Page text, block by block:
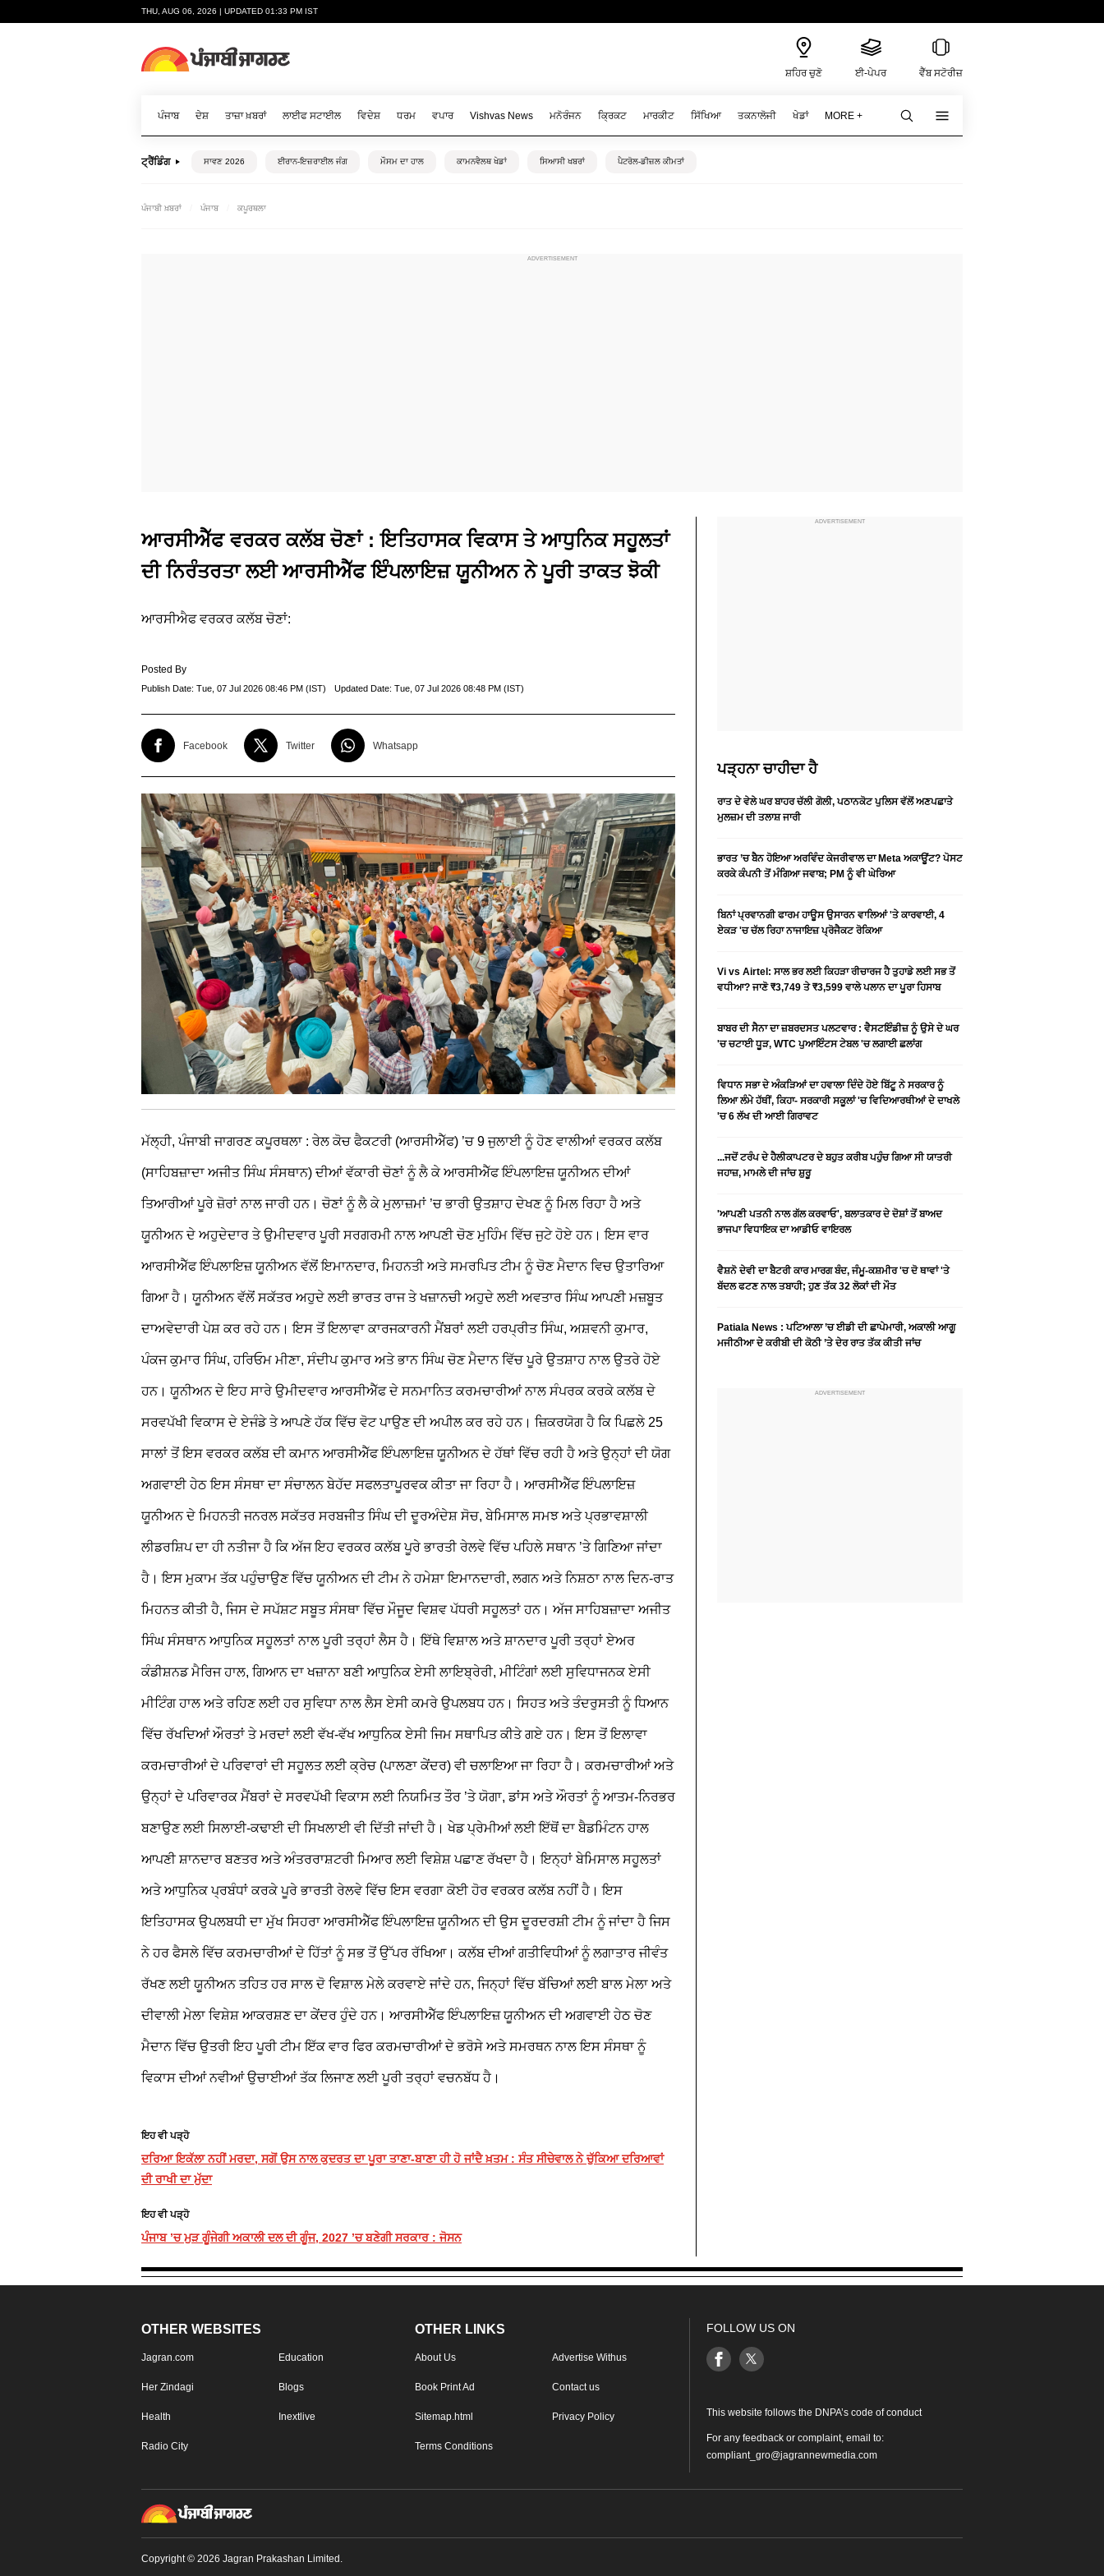
THU, AUG 06, 2026 | UPDATED 01:33 PM IST
ਸ਼ਹਿਰ ਚੁਣੋ ਈ-ਪੇਪਰ ਵੈੱਬ ਸਟੋਰੀਜ਼
ਪੰਜਾਬ ਦੇਸ਼ ਤਾਜ਼ਾ ਖ਼ਬਰਾਂ ਲਾਈਫ ਸਟਾਈਲ ਵਿਦੇਸ਼ ਧਰਮ ਵਪਾਰ Vishvas News ਮਨੋਰੰਜਨ ਕ੍ਰਿਕਟ ਮਾਰਕੀਟ ਸਿੱਖਿਆ ਤਕਨਾਲੋਜੀ ਖੇਡਾਂ MORE +
ਟ੍ਰੈਂਡਿੰਗ ਸਾਵਣ 2026 ਈਰਾਨ-ਇਜ਼ਰਾਈਲ ਜੰਗ ਮੌਸਮ ਦਾ ਹਾਲ ਕਾਮਨਵੈਲਥ ਖੇਡਾਂ ਸਿਆਸੀ ਖਬਰਾਂ ਪੈਟਰੋਲ-ਡੀਜ਼ਲ ਕੀਮਤਾਂ
ਪੰਜਾਬੀ ਖ਼ਬਰਾਂ ਪੰਜਾਬ ਕਪੂਰਥਲਾ
ਆਰਸੀਐੱਫ ਵਰਕਰ ਕਲੱਬ ਚੋਣਾਂ : ਇਤਿਹਾਸਕ ਵਿਕਾਸ ਤੇ ਆਧੁਨਿਕ ਸਹੂਲਤਾਂ
ਦੀ ਨਿਰੰਤਰਤਾ ਲਈ ਆਰਸੀਐੱਫ ਇੰਪਲਾਇਜ਼ ਯੂਨੀਅਨ ਨੇ ਪੂਰੀ ਤਾਕਤ ਝੋਕੀ
ਆਰਸੀਐਫ ਵਰਕਰ ਕਲੱਬ ਚੋਣਾਂ:
Posted By
Publish Date: Tue, 07 Jul 2026 08:46 PM (IST) Updated Date: Tue, 07 Jul 2026 08:48 PM (IST)
Facebook Twitter Whatsapp
ਮੱਲ੍ਹੀ, ਪੰਜਾਬੀ ਜਾਗਰਣਕਪੂਰਥਲਾ : ਰੇਲ ਕੋਚ ਫੈਕਟਰੀ (ਆਰਸੀਐੱਫ) ’ਚ 9 ਜੁਲਾਈ ਨੂੰ ਹੋਣ ਵਾਲੀਆਂ ਵਰਕਰ ਕਲੱਬ
(ਸਾਹਿਬਜ਼ਾਦਾ ਅਜੀਤ ਸਿੰਘ ਸੰਸਥਾਨ) ਦੀਆਂ ਵੱਕਾਰੀ ਚੋਣਾਂ ਨੂੰ ਲੈ ਕੇ ਆਰਸੀਐੱਫ ਇੰਪਲਾਇਜ਼ ਯੂਨੀਅਨ ਦੀਆਂ
ਤਿਆਰੀਆਂ ਪੂਰੇ ਜ਼ੋਰਾਂ ਨਾਲ ਜਾਰੀ ਹਨ। ਚੋਣਾਂ ਨੂੰ ਲੈ ਕੇ ਮੁਲਾਜ਼ਮਾਂ ’ਚ ਭਾਰੀ ਉਤਸ਼ਾਹ ਦੇਖਣ ਨੂੰ ਮਿਲ ਰਿਹਾ ਹੈ ਅਤੇ
ਯੂਨੀਅਨ ਦੇ ਅਹੁਦੇਦਾਰ ਤੇ ਉਮੀਦਵਾਰ ਪੂਰੀ ਸਰਗਰਮੀ ਨਾਲ ਆਪਣੀ ਚੋਣ ਮੁਹਿੰਮ ਵਿੱਚ ਜੁਟੇ ਹੋਏ ਹਨ। ਇਸ ਵਾਰ
ਆਰਸੀਐੱਫ ਇੰਪਲਾਇਜ਼ ਯੂਨੀਅਨ ਵੱਲੋਂ ਇਮਾਨਦਾਰ, ਮਿਹਨਤੀ ਅਤੇ ਸਮਰਪਿਤ ਟੀਮ ਨੂੰ ਚੋਣ ਮੈਦਾਨ ਵਿਚ ਉਤਾਰਿਆ
ਗਿਆ ਹੈ। ਯੂਨੀਅਨ ਵੱਲੋਂ ਸਕੱਤਰ ਅਹੁਦੇ ਲਈ ਭਾਰਤ ਰਾਜ ਤੇ ਖਜ਼ਾਨਚੀ ਅਹੁਦੇ ਲਈ ਅਵਤਾਰ ਸਿੰਘ ਆਪਣੀ ਮਜ਼ਬੂਤ
ਦਾਅਵੇਦਾਰੀ ਪੇਸ਼ ਕਰ ਰਹੇ ਹਨ। ਇਸ ਤੋਂ ਇਲਾਵਾ ਕਾਰਜਕਾਰਨੀ ਮੈਂਬਰਾਂ ਲਈ ਹਰਪ੍ਰੀਤ ਸਿੰਘ, ਅਸ਼ਵਨੀ ਕੁਮਾਰ,
ਪੰਕਜ ਕੁਮਾਰ ਸਿੰਘ, ਹਰਿਓਮ ਮੀਣਾ, ਸੰਦੀਪ ਕੁਮਾਰ ਅਤੇ ਭਾਨ ਸਿੰਘ ਚੋਣ ਮੈਦਾਨ ਵਿੱਚ ਪੂਰੇ ਉਤਸ਼ਾਹ ਨਾਲ ਉਤਰੇ ਹੋਏ
ਹਨ। ਯੂਨੀਅਨ ਦੇ ਇਹ ਸਾਰੇ ਉਮੀਦਵਾਰ ਆਰਸੀਐੱਫ ਦੇ ਸਨਮਾਨਿਤ ਕਰਮਚਾਰੀਆਂ ਨਾਲ ਸੰਪਰਕ ਕਰਕੇ ਕਲੱਬ ਦੇ
ਸਰਵਪੱਖੀ ਵਿਕਾਸ ਦੇ ਏਜੰਡੇਤੇ ਆਪਣੇ ਹੱਕ ਵਿੱਚ ਵੋਟ ਪਾਉਣ ਦੀ ਅਪੀਲ ਕਰ ਰਹੇ ਹਨ। ਜ਼ਿਕਰਯੋਗ ਹੈ ਕਿ ਪਿਛਲੇ 25
ਸਾਲਾਂ ਤੋਂ ਇਸ ਵਰਕਰ ਕਲੱਬ ਦੀ ਕਮਾਨ ਆਰਸੀਐੱਫ ਇੰਪਲਾਇਜ਼ ਯੂਨੀਅਨ ਦੇ ਹੱਥਾਂ ਵਿੱਚ ਰਹੀ ਹੈ ਅਤੇ ਉਨ੍ਹਾਂ ਦੀ ਯੋਗ
ਅਗਵਾਈ ਹੇਠ ਇਸ ਸੰਸਥਾ ਦਾ ਸੰਚਾਲਨ ਬੇਹੱਦ ਸਫਲਤਾਪੂਰਵਕ ਕੀਤਾ ਜਾ ਰਿਹਾ ਹੈ। ਆਰਸੀਐੱਫ ਇੰਪਲਾਇਜ਼
ਯੂਨੀਅਨ ਦੇ ਮਿਹਨਤੀ ਜਨਰਲ ਸਕੱਤਰ ਸਰਬਜੀਤ ਸਿੰਘ ਦੀ ਦੂਰਅੰਦੇਸ਼ ਸੋਚ, ਬੇਮਿਸਾਲ ਸਮਝ ਅਤੇ ਪ੍ਰਭਾਵਸ਼ਾਲੀ
ਲੀਡਰਸ਼ਿਪ ਦਾ ਹੀ ਨਤੀਜਾ ਹੈ ਕਿ ਅੱਜ ਇਹ ਵਰਕਰ ਕਲੱਬ ਪੂਰੇ ਭਾਰਤੀ ਰੇਲਵੇ ਵਿੱਚ ਪਹਿਲੇ ਸਥਾਨ ’ਤੇ ਗਿਣਿਆ ਜਾਂਦਾ
ਹੈ। ਇਸ ਮੁਕਾਮ ਤੱਕ ਪਹੁੰਚਾਉਣ ਵਿੱਚ ਯੂਨੀਅਨ ਦੀ ਟੀਮ ਨੇ ਹਮੇਸ਼ਾ ਇਮਾਨਦਾਰੀ, ਲਗਨ ਅਤੇ ਨਿਸ਼ਠਾ ਨਾਲ ਦਿਨ-ਰਾਤ
ਮਿਹਨਤ ਕੀਤੀ ਹੈ, ਜਿਸ ਦੇ ਸਪੱਸ਼ਟ ਸਬੂਤ ਸੰਸਥਾ ਵਿੱਚ ਮੌਜੂਦ ਵਿਸ਼ਵ ਪੱਧਰੀ ਸਹੂਲਤਾਂ ਹਨ। ਅੱਜ ਸਾਹਿਬਜ਼ਾਦਾ ਅਜੀਤ
ਸਿੰਘ ਸੰਸਥਾਨ ਆਧੁਨਿਕ ਸਹੂਲਤਾਂ ਨਾਲ ਪੂਰੀ ਤਰ੍ਹਾਂ ਲੈਸ ਹੈ। ਇੱਥੇ ਵਿਸ਼ਾਲ ਅਤੇ ਸ਼ਾਨਦਾਰ ਪੂਰੀ ਤਰ੍ਹਾਂ ਏਅਰ
ਕੰਡੀਸ਼ਨਡ ਮੈਰਿਜ ਹਾਲ, ਗਿਆਨ ਦਾ ਖਜ਼ਾਨਾ ਬਣੀ ਆਧੁਨਿਕ ਏਸੀ ਲਾਇਬ੍ਰੇਰੀ, ਮੀਟਿੰਗਾਂ ਲਈ ਸੁਵਿਧਾਜਨਕ ਏਸੀ
ਮੀਟਿੰਗ ਹਾਲ ਅਤੇ ਰਹਿਣ ਲਈ ਹਰ ਸੁਵਿਧਾ ਨਾਲ ਲੈਸ ਏਸੀ ਕਮਰੇ ਉਪਲਬਧ ਹਨ। ਸਿਹਤ ਅਤੇ ਤੰਦਰੁਸਤੀ ਨੂੰ ਧਿਆਨ
ਵਿੱਚ ਰੱਖਦਿਆਂ ਔਰਤਾਂ ਤੇ ਮਰਦਾਂ ਲਈ ਵੱਖ-ਵੱਖ ਆਧੁਨਿਕ ਏਸੀ ਜਿਮ ਸਥਾਪਿਤ ਕੀਤੇ ਗਏ ਹਨ। ਇਸ ਤੋਂ ਇਲਾਵਾ
ਕਰਮਚਾਰੀਆਂ ਦੇ ਪਰਿਵਾਰਾਂ ਦੀ ਸਹੂਲਤ ਲਈ ਕ੍ਰੇਚ (ਪਾਲਣਾ ਕੇਂਦਰ) ਵੀ ਚਲਾਇਆ ਜਾ ਰਿਹਾ ਹੈ। ਕਰਮਚਾਰੀਆਂ ਅਤੇ
ਉਨ੍ਹਾਂ ਦੇ ਪਰਿਵਾਰਕ ਮੈਂਬਰਾਂ ਦੇ ਸਰਵਪੱਖੀ ਵਿਕਾਸ ਲਈ ਨਿਯਮਿਤ ਤੌਰ ’ਤੇ ਯੋਗਾ, ਡਾਂਸ ਅਤੇ ਔਰਤਾਂ ਨੂੰ ਆਤਮ-ਨਿਰਭਰ
ਬਣਾਉਣ ਲਈ ਸਿਲਾਈ-ਕਢਾਈ ਦੀ ਸਿਖਲਾਈ ਵੀ ਦਿੱਤੀ ਜਾਂਦੀ ਹੈ।ਖੇਡ ਪ੍ਰੇਮੀਆਂ ਲਈ ਇੱਥੋਂ ਦਾ ਬੈਡਮਿੰਟਨ ਹਾਲ
ਆਪਣੀ ਸ਼ਾਨਦਾਰ ਬਣਤਰ ਅਤੇ ਅੰਤਰਰਾਸ਼ਟਰੀ ਮਿਆਰ ਲਈ ਵਿਸ਼ੇਸ਼ ਪਛਾਣ ਰੱਖਦਾ ਹੈ। ਇਨ੍ਹਾਂ ਬੇਮਿਸਾਲ ਸਹੂਲਤਾਂ
ਅਤੇ ਆਧੁਨਿਕ ਪ੍ਰਬੰਧਾਂ ਕਰਕੇ ਪੂਰੇ ਭਾਰਤੀ ਰੇਲਵੇ ਵਿੱਚ ਇਸ ਵਰਗਾ ਕੋਈ ਹੋਰ ਵਰਕਰ ਕਲੱਬ ਨਹੀਂ ਹੈ। ਇਸ
ਇਤਿਹਾਸਕ ਉਪਲਬਧੀ ਦਾ ਮੁੱਖ ਸਿਹਰਾ ਆਰਸੀਐੱਫ ਇੰਪਲਾਇਜ਼ ਯੂਨੀਅਨ ਦੀ ਉਸ ਦੂਰਦਰਸ਼ੀ ਟੀਮ ਨੂੰ ਜਾਂਦਾ ਹੈ ਜਿਸ
ਨੇ ਹਰ ਫੈਸਲੇ ਵਿੱਚ ਕਰਮਚਾਰੀਆਂ ਦੇ ਹਿੱਤਾਂ ਨੂੰ ਸਭ ਤੋਂ ਉੱਪਰ ਰੱਖਿਆ। ਕਲੱਬ ਦੀਆਂ ਗਤੀਵਿਧੀਆਂ ਨੂੰ ਲਗਾਤਾਰ ਜੀਵੰਤ
ਰੱਖਣ ਲਈ ਯੂਨੀਅਨ ਤਹਿਤ ਹਰ ਸਾਲ ਦੋ ਵਿਸ਼ਾਲ ਮੇਲੇ ਕਰਵਾਏ ਜਾਂਦੇ ਹਨ, ਜਿਨ੍ਹਾਂ ਵਿੱਚ ਬੱਚਿਆਂ ਲਈ ਬਾਲ ਮੇਲਾ ਅਤੇ
ਦੀਵਾਲੀ ਮੇਲਾ ਵਿਸ਼ੇਸ਼ ਆਕਰਸ਼ਣ ਦਾ ਕੇਂਦਰ ਹੁੰਦੇ ਹਨ। ਆਰਸੀਐੱਫ ਇੰਪਲਾਇਜ਼ ਯੂਨੀਅਨ ਦੀ ਅਗਵਾਈ ਹੇਠ ਚੋਣ
ਮੈਦਾਨ ਵਿੱਚ ਉਤਰੀ ਇਹ ਪੂਰੀ ਟੀਮ ਇੱਕ ਵਾਰ ਫਿਰ ਕਰਮਚਾਰੀਆਂ ਦੇ ਭਰੋਸੇ ਅਤੇ ਸਮਰਥਨ ਨਾਲ ਇਸ ਸੰਸਥਾ ਨੂੰ
ਵਿਕਾਸ ਦੀਆਂ ਨਵੀਆਂ ਉਚਾਈਆਂ ਤੱਕ ਲਿਜਾਣ ਲਈ ਪੂਰੀ ਤਰ੍ਹਾਂ ਵਚਨਬੱਧ ਹੈ।
ਇਹ ਵੀ ਪੜ੍ਹੋ
ਦਰਿਆ ਇਕੱਲਾ ਨਹੀਂ ਮਰਦਾ, ਸਗੋਂ ਉਸ ਨਾਲ ਕੁਦਰਤ ਦਾ ਪੂਰਾ ਤਾਣਾ-ਬਾਣਾ ਹੀ ਹੋ ਜਾਂਦੈ ਖ਼ਤਮ : ਸੰਤ ਸੀਚੇਵਾਲ ਨੇ ਚੁੱਕਿਆ ਦਰਿਆਵਾਂ
ਦੀ ਰਾਖੀ ਦਾ ਮੁੱਦਾ
ਇਹ ਵੀ ਪੜ੍ਹੋ
ਪੰਜਾਬ ’ਚ ਮੁੜ ਗੂੰਜੇਗੀ ਅਕਾਲੀ ਦਲ ਦੀ ਗੂੰਜ, 2027 ’ਚ ਬਣੇਗੀ ਸਰਕਾਰ : ਜੋਸਨ
ਪੜ੍ਹਨਾ ਚਾਹੀਦਾ ਹੈ
ਰਾਤ ਦੇ ਵੇਲੇ ਘਰ ਬਾਹਰ ਚੱਲੀ ਗੋਲੀ, ਪਠਾਨਕੋਟ ਪੁਲਿਸ ਵੱਲੋਂ ਅਣਪਛਾਤੇ
ਮੁਲਜ਼ਮ ਦੀ ਤਲਾਸ਼ ਜਾਰੀ
ਭਾਰਤ ’ਚ ਬੈਨ ਹੋਇਆ ਅਰਵਿੰਦ ਕੇਜਰੀਵਾਲ ਦਾ Meta ਅਕਾਊਂਟ? ਪੋਸਟ
ਕਰਕੇ ਕੰਪਨੀ ਤੋਂ ਮੰਗਿਆ ਜਵਾਬ; PM ਨੂੰ ਵੀ ਘੇਰਿਆ
ਬਿਨਾਂ ਪ੍ਰਵਾਨਗੀ ਫਾਰਮ ਹਾਊਸ ਉਸਾਰਨ ਵਾਲਿਆਂ 'ਤੇ ਕਾਰਵਾਈ, 4
ਏਕੜ 'ਚ ਚੱਲ ਰਿਹਾ ਨਾਜਾਇਜ਼ ਪ੍ਰੋਜੈਕਟ ਰੋਕਿਆ
Vi vs Airtel: ਸਾਲ ਭਰ ਲਈ ਕਿਹੜਾ ਰੀਚਾਰਜ ਹੈ ਤੁਹਾਡੇ ਲਈ ਸਭ ਤੋਂ
ਵਧੀਆ? ਜਾਣੋ ₹3,749 ਤੇ ₹3,599 ਵਾਲੇ ਪਲਾਨ ਦਾ ਪੂਰਾ ਹਿਸਾਬ
ਬਾਬਰ ਦੀ ਸੈਨਾ ਦਾ ਜ਼ਬਰਦਸਤ ਪਲਟਵਾਰ : ਵੈਸਟਇੰਡੀਜ਼ ਨੂੰ ਉਸੇ ਦੇ ਘਰ
'ਚ ਚਟਾਈ ਧੂੜ, WTC ਪੁਆਇੰਟਸ ਟੇਬਲ 'ਚ ਲਗਾਈ ਛਲਾਂਗ
ਵਿਧਾਨ ਸਭਾ ਦੇ ਅੰਕੜਿਆਂ ਦਾ ਹਵਾਲਾ ਦਿੰਦੇ ਹੋਏ ਬਿੱਟੂ ਨੇ ਸਰਕਾਰ ਨੂੰ
ਲਿਆ ਲੰਮੇ ਹੱਥੀਂ, ਕਿਹਾ- ਸਰਕਾਰੀ ਸਕੂਲਾਂ 'ਚ ਵਿਦਿਆਰਥੀਆਂ ਦੇ ਦਾਖਲੇ
'ਚ 6 ਲੱਖ ਦੀ ਆਈ ਗਿਰਾਵਟ
...ਜਦੋਂ ਟਰੰਪ ਦੇ ਹੈਲੀਕਾਪਟਰ ਦੇ ਬਹੁਤ ਕਰੀਬ ਪਹੁੰਚ ਗਿਆ ਸੀ ਯਾਤਰੀ
ਜਹਾਜ਼, ਮਾਮਲੇ ਦੀ ਜਾਂਚ ਸ਼ੁਰੂ
'ਆਪਣੀ ਪਤਨੀ ਨਾਲ ਗੱਲ ਕਰਵਾਓ', ਬਲਾਤਕਾਰ ਦੇ ਦੋਸ਼ਾਂ ਤੋਂ ਬਾਅਦ
ਭਾਜਪਾ ਵਿਧਾਇਕ ਦਾ ਆਡੀਓ ਵਾਇਰਲ
ਵੈਸ਼ਨੋ ਦੇਵੀ ਦਾ ਬੈਟਰੀ ਕਾਰ ਮਾਰਗ ਬੰਦ, ਜੰਮੂ-ਕਸ਼ਮੀਰ 'ਚ ਦੋ ਥਾਵਾਂ 'ਤੇ
ਬੱਦਲ ਫਟਣ ਨਾਲ ਤਬਾਹੀ; ਹੁਣ ਤੱਕ 32 ਲੋਕਾਂ ਦੀ ਮੌਤ
Patiala News : ਪਟਿਆਲਾ ’ਚ ਈਡੀ ਦੀ ਛਾਪੇਮਾਰੀ, ਅਕਾਲੀ ਆਗੂ
ਮਜੀਠੀਆ ਦੇ ਕਰੀਬੀ ਦੀ ਕੋਠੀ ’ਤੇ ਦੇਰ ਰਾਤ ਤੱਕ ਕੀਤੀ ਜਾਂਚ
OTHER WEBSITES
Jagran.com Education
Her Zindagi Blogs
Health Inextlive
Radio City
OTHER LINKS
About Us Advertise Withus
Book Print Ad Contact us
Sitemap.html Privacy Policy
Terms Conditions
FOLLOW US ON
This website follows the DNPA’s code of conduct
For any feedback or complaint, email to:
compliant_gro@jagrannewmedia.com
Copyright © 2026 Jagran Prakashan Limited.